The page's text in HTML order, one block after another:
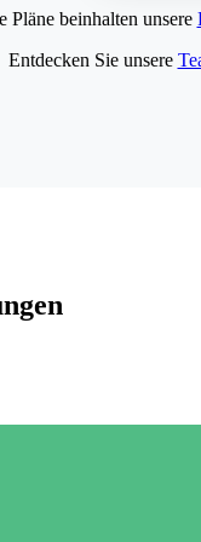
Pläne beinhalten unsere
Entdecken Sie unsere